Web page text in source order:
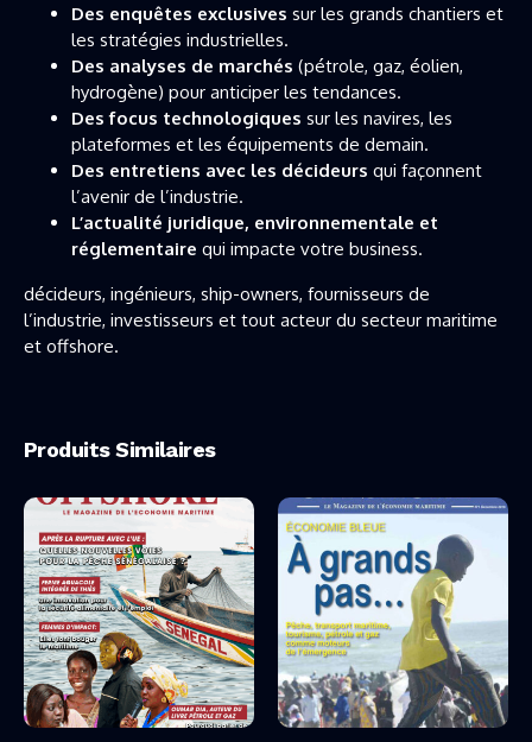
Des enquêtes exclusives sur les grands chantiers et
les stratégies industrielles.
Des analyses de marchés (pétrole, gaz, éolien,
hydrogène) pour anticiper les tendances.
Des focus technologiques sur les navires, les
plateformes et les équipements de demain.
Des entretiens avec les décideurs qui façonnent
l’avenir de l’industrie.
L’actualité juridique, environnementale et
réglementaire qui impacte votre business.
décideurs, ingénieurs, ship-owners, fournisseurs de
l’industrie, investisseurs et tout acteur du secteur maritime
et offshore.
Produits Similaires